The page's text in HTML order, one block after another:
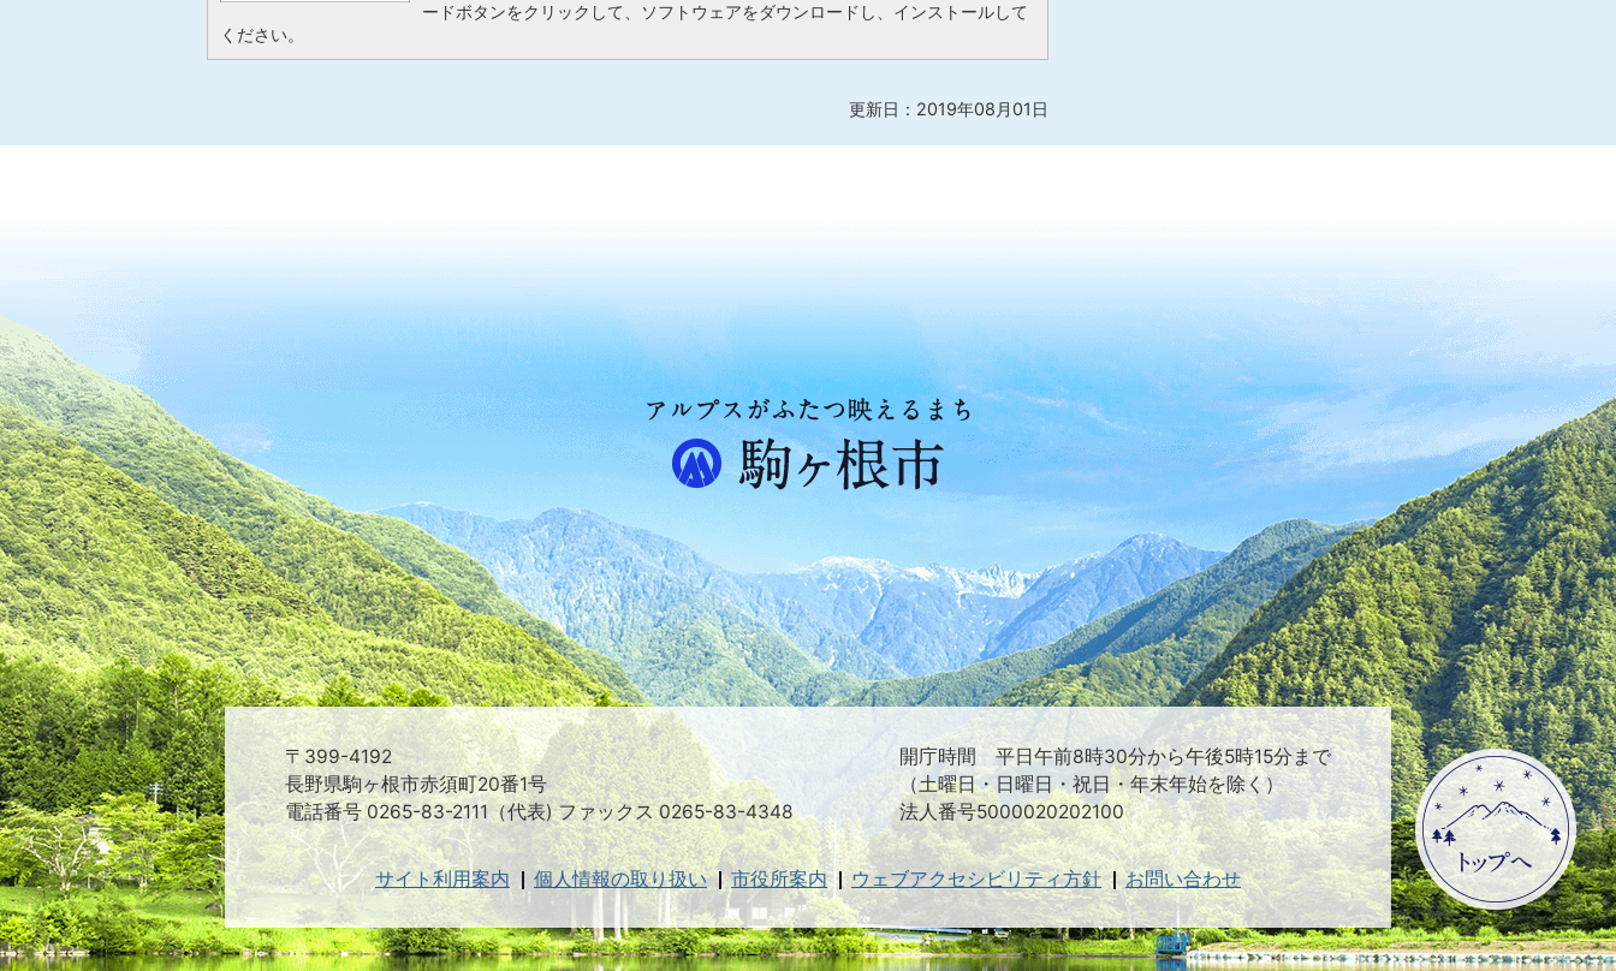
ードボタンをクリックして、ソフトウェアをダウンロードし、インストールして
ください。
更新日：2019年08月01日
ア
ル
た
つ
映
え
る
ま
ち
駒
ヶ
根
市
〒399-4192
長野県駒ヶ根市赤須町20番1号
電話番号 0265-83-2111（代表) ファックス 0265-83-4348
開庁時間 平日午前8時30分から午後5時15分まで
（土曜日・日曜日・祝日・年末年始を除く）
法人番号5000020202100
サイト利用案内 個人情報の取り扱い 市役所案内 ウェブアクセシビリティ方針 お問い合わせ